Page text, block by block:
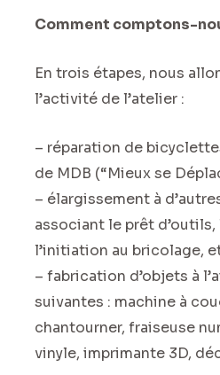
Comment comptons-
En trois étapes, nous
l’activité de l’atelier :
– réparation de
de MDB (“Mieux se
– élargissement à
associant le prêt
l’initiation au bricolage,
– fabrication d’objets à
suivantes : machine à
chantourner, fraiseuse
vinyle, imprimante 3D,